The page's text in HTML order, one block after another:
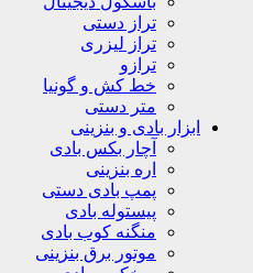
تراز دستی
تراز لیزری
ترازو
خط کش و گونیا
متر دستی
ابزار بادی و بنزینی
آچار بکس بادی
اره بنزینی
پمپ بادی دستی
پیستوله بادی
منگنه کوب بادی
موتور برق بنزینی